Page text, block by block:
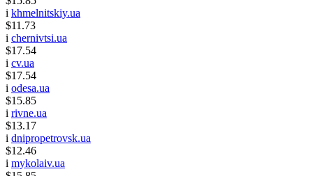
i khmelnitskiy.ua
$11.73
i chernivtsi.ua
$17.54
i cv.ua
$17.54
i odesa.ua
$15.85
i rivne.ua
$13.17
i dnipropetrovsk.ua
$12.46
i mykolaiv.ua